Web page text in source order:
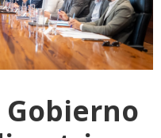
Gobierno